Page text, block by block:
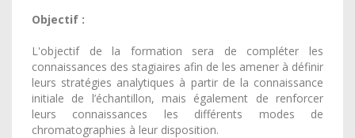
Objectif :
L'objectif de la formation sera de compléter les
connaissances des stagiaires afin de les amener à définir
leurs stratégies analytiques à partir de la connaissance
initiale de l’échantillon, mais également de renforcer
leurs connaissances les différents modes de
chromatographies à leur disposition.